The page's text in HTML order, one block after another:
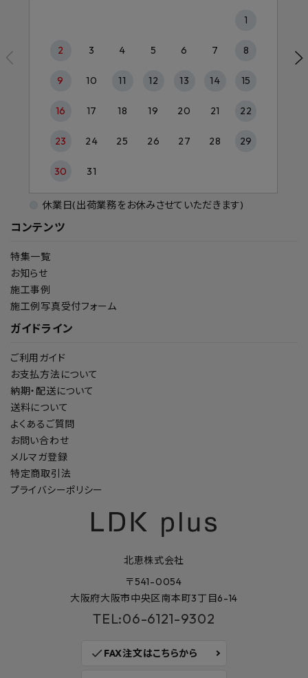
コンテンツ
特集一覧
お知らせ
施工事例
施工例写真受付フォーム
ガイドライン
ご利用ガイド
お支払方法について
納期・配送について
送料について
よくあるご質問
お問い合わせ
メルマガ登録
特定商取引法
プライバシーポリシー
1
2 3 4 5 6 7 8
9 10 11 12 13 14 15
16 17 18 19 20 21 22
23 24 25 26 27 28 29
30 31
休業日(出荷業務をお休みさせていただきます)
北恵株式会社
〒541-0054
大阪府大阪市中央区南本町3丁目6-14
TEL:06-6121-9302
check FAX注文はこちらから